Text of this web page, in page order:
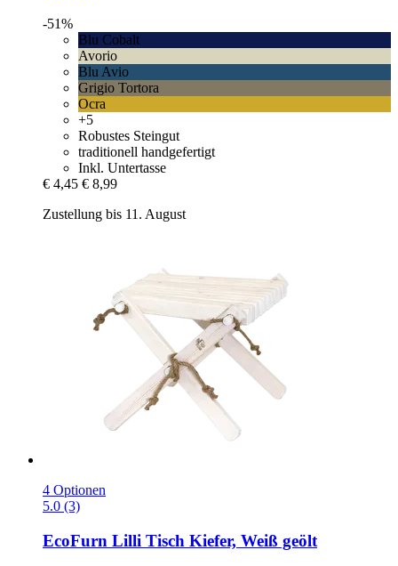
-51%
Blu Cobalt
Avorio
Blu Avio
Grigio Tortora
Ocra
+5
Robustes Steingut
traditionell handgefertigt
Inkl. Untertasse
€ 4,45 € 8,99
Zustellung bis 11. August
4 Optionen
5.0 (3)
EcoFurn Lilli Tisch Kiefer, Weiß geölt